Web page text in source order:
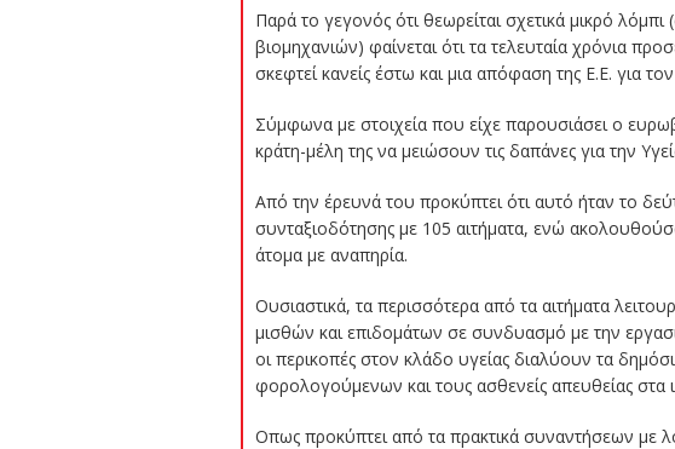
Παρά το γεγονός ότι θεωρείται σχετικά μικρό
βιομηχανιών) φαίνεται ότι τα τελευταία χρόνια
σκεφτεί κανείς έστω και μια απόφαση της Ε.Ε. για
Σύμφωνα με στοιχεία που είχε παρουσιάσει ο
κράτη-μέλη της να μειώσουν τις δαπάνες για την
Από την έρευνά του προκύπτει ότι αυτό ήταν το
συνταξιοδότησης με 105 αιτήματα, ενώ
άτομα με αναπηρία.
Ουσιαστικά, τα περισσότερα από τα αιτήματα
μισθών και επιδομάτων σε συνδυασμό με την
οι περικοπές στον κλάδο υγείας διαλύουν τα
φορολογούμενων και τους ασθενείς απευθείας στα
Οπως προκύπτει από τα πρακτικά συναντήσεων με